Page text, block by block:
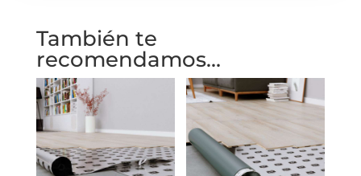
También te
recomendamos…